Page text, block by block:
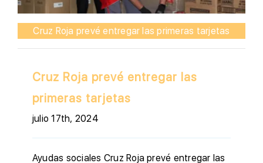
Cruz Roja prevé entregar las primeras tarjetas
Cruz Roja prevé entregar las
primeras tarjetas
julio 17th, 2024
Ayudas sociales Cruz Roja prevé entregar las